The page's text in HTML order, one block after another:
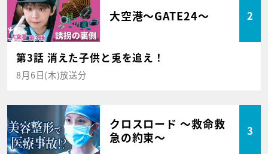
大空港～GATE24～ 2
第3話 消えた子供と兎を追え！
8月6日(木)放送分
クロスロード ～救命救
急の約束～
3